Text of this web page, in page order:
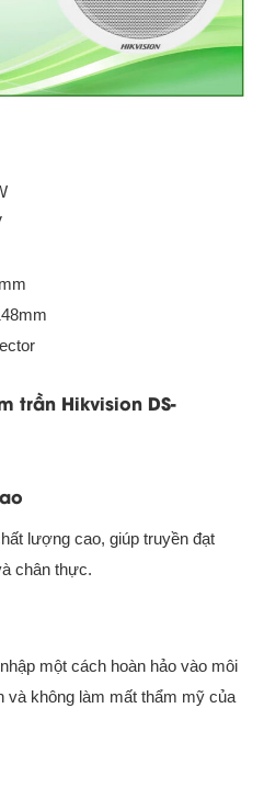
trần Hikvision DS-
lượng cao, giúp truyền đạt
chân thực.
một cách hoàn hảo vào môi
không làm mất thẩm mỹ của